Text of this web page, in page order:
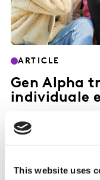
This website uses
ARTICLE
Gen Alpha
individuale